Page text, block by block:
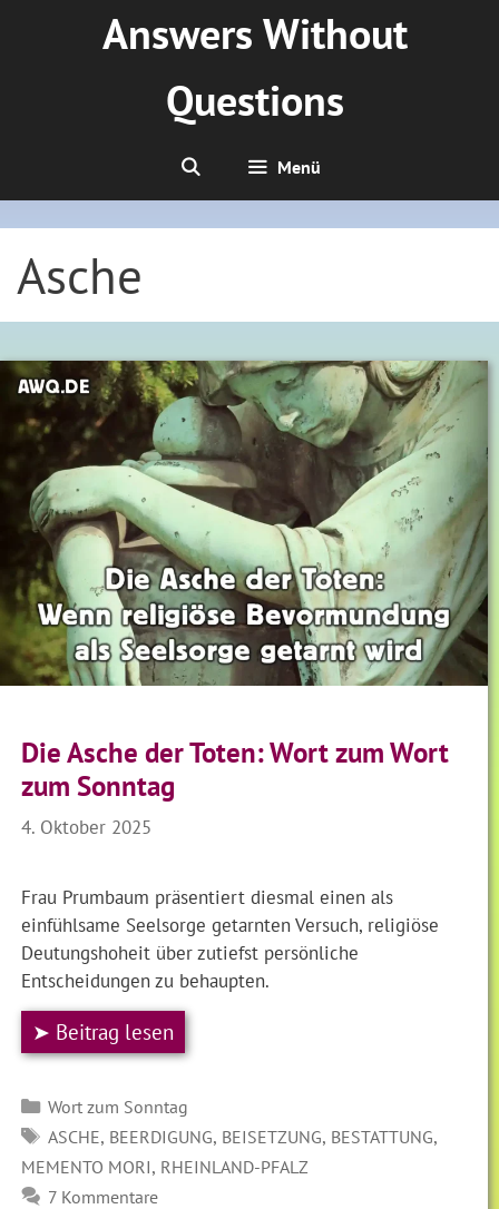
Answers Without
Questions
Menü
Asche
Die Asche der Toten: Wort zum Wort
zum Sonntag
4. Oktober 2025
Frau Prumbaum präsentiert diesmal einen als
einfühlsame Seelsorge getarnten Versuch, religiöse
Deutungshoheit über zutiefst persönliche
Entscheidungen zu behaupten.
➤ Beitrag lesen
Kategorien
Wort zum Sonntag
SCHLAGWÖRTER
ASCHE, BEERDIGUNG, BEISETZUNG, BESTATTUNG,
MEMENTO MORI, RHEINLAND-PFALZ
7 Kommentare